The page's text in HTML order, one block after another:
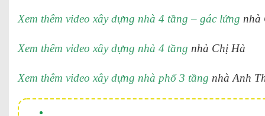
Xem thêm video xây dựng nhà 4 tầng – gác lửng nhà
Xem thêm video xây dựng nhà 4 tầng nhà Chị Hà
Xem thêm video xây dựng nhà phố 3 tầng nhà Anh